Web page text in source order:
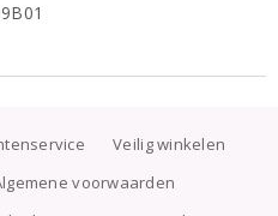
Veilig winkelen
voorwaarden